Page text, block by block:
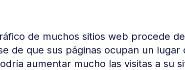
de muchos sitios web procede
de que sus páginas ocupan un
aumentar mucho las visitas a su